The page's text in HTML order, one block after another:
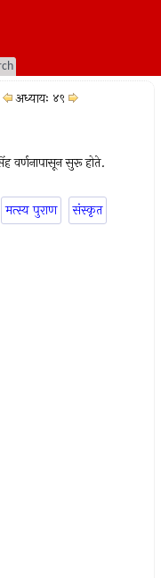
अध्यायः ४९
वर्णनापासून सुरू होते.
मत्स्य पुराण संस्कृत